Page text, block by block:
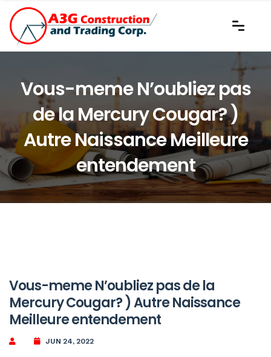
Vous-meme N’oubliez pas
de la Mercury Cougar? )
Autre Naissance Meilleure
entendement
Vous-meme N’oubliez pas de la
Mercury Cougar? ) Autre Naissance
Meilleure entendement
JUN 24, 2022